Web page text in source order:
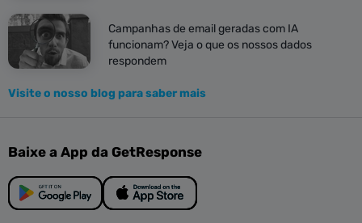
Campanhas de email geradas com IA
funcionam? Veja o que os nossos dados
respondem
Visite o nosso blog para saber mais
Baixe a App da GetResponse